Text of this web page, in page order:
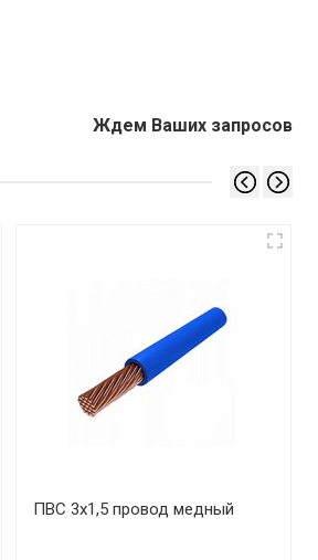
Ждем Ваших запросов
ПВС 3х1,5 провод медный